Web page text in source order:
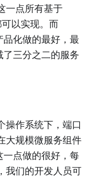
一点所有基于
以实现。而
化做的最好，最
三分之二的服务
操作系统下，端口
大规模微服务组件
点做的很好，每
我们的开发人员可